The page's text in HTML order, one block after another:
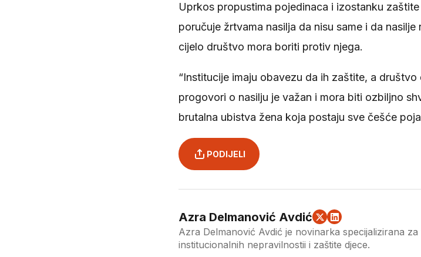
Uprkos propustima pojedinaca i izostanku
poručuje žrtvama nasilja da nisu same i da
cijelo društvo mora boriti protiv njega.
“Institucije imaju obavezu da ih zaštite, a
progovori o nasilju je važan i mora biti ozbiljno
brutalna ubistva žena koja postaju sve češće
PODIJELI
Azra Delmanović Avdić
Azra Delmanović Avdić je novinarka specijalizirana
institucionalnih nepravilnostii i zaštite djece.